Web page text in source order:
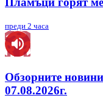
преди 2 часа
Обзорните
07.08.2026г.